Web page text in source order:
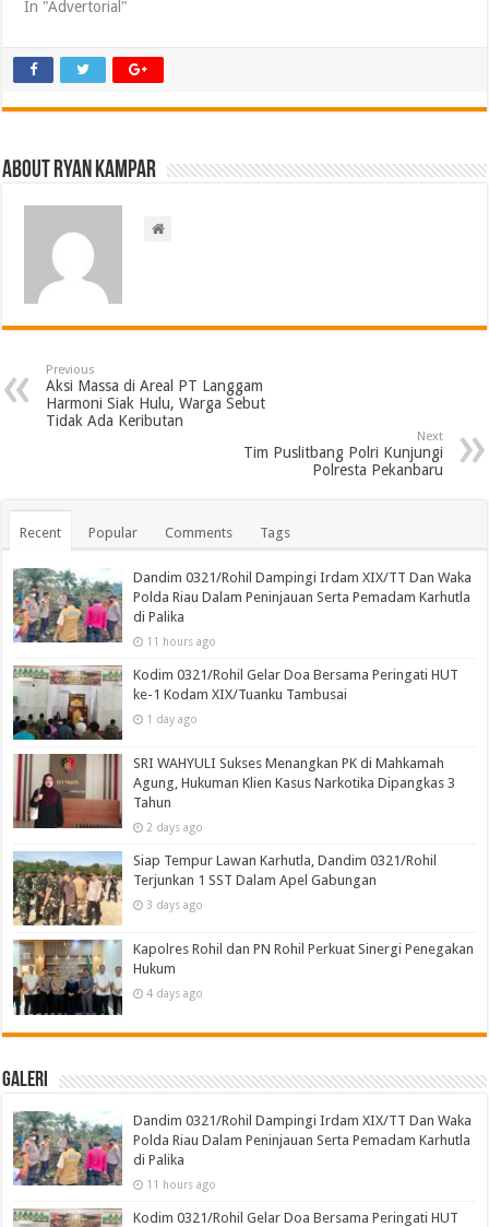
In "Advertorial"
About ryan kampar
Previous
Aksi Massa di Areal PT Langgam
Harmoni Siak Hulu, Warga Sebut
Tidak Ada Keributan
Next
Tim Puslitbang Polri Kunjungi
Polresta Pekanbaru
Recent Popular Comments Tags
Dandim 0321/Rohil Dampingi Irdam XIX/TT Dan Waka
Polda Riau Dalam Peninjauan Serta Pemadam Karhutla
di Palika
11 hours ago
Kodim 0321/Rohil Gelar Doa Bersama Peringati HUT
ke-1 Kodam XIX/Tuanku Tambusai
1 day ago
SRI WAHYULI Sukses Menangkan PK di Mahkamah
Agung, Hukuman Klien Kasus Narkotika Dipangkas 3
Tahun
2 days ago
Siap Tempur Lawan Karhutla, Dandim 0321/Rohil
Terjunkan 1 SST Dalam Apel Gabungan
3 days ago
Kapolres Rohil dan PN Rohil Perkuat Sinergi Penegakan
Hukum
4 days ago
Galeri
Dandim 0321/Rohil Dampingi Irdam XIX/TT Dan Waka
Polda Riau Dalam Peninjauan Serta Pemadam Karhutla
di Palika
11 hours ago
Kodim 0321/Rohil Gelar Doa Bersama Peringati HUT